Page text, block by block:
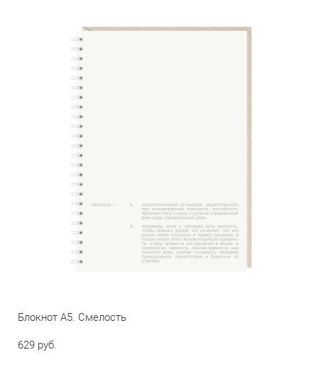
Блокнот А5. Смелость
629 pуб.